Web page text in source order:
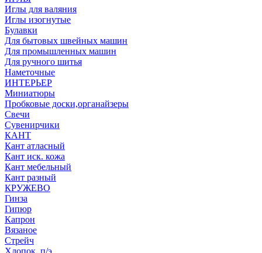
Иглы для валяния
Иглы изогнутые
Булавки
Для бытовых швейных машин
Для промышленных машин
Для ручного шитья
Наметочные
ИНТЕРЬЕР
Миниатюры
Пробковые доски,органайзеры
Свечи
Сувенирчики
КАНТ
Кант атласный
Кант иск. кожа
Кант мебельный
Кант разный
КРУЖЕВО
Гинза
Гипюр
Капрон
Вязаное
Стрейч
Хлопок, п/э